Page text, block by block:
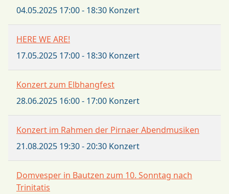
04.05.2025 17:00- 18:30 Konzert
HERE WE ARE!
17.05.2025 17:00- 18:30 Konzert
Konzert zum Elbhangfest
28.06.2025 16:00- 17:00 Konzert
Konzert im Rahmen der Pirnaer Abendmusiken
21.08.2025 19:30-20:30 Konzert
Domvesper in Bautzen zum 10. Sonntag nach
Trinitatis